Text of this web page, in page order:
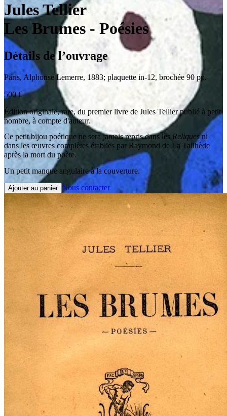
Jules Tellier
Les Brumes - Poésies
Détails de l’ouvrage
Paris, Alphonse Lemerre, 1883; plaquette in-12, brochée 90 pp.
500€
Édition originale, rare, du premier livre de Jules Tellier publié à petit
nombre, à compte d'auteur.
Ce petit bijou poétique ne sera jamais repris dans les Reliquesni
dans les œuvres complètes établies par Raymond de La Tailhède
après la mort du poète.
Un petit manque angulaire à la couverture.
Ajouter au panier Nous contacter